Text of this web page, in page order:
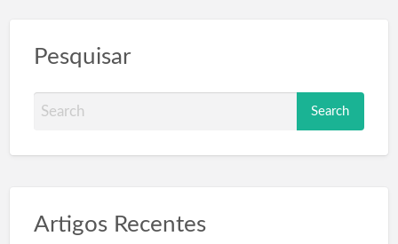
Pesquisar
a
h
Artigos Recentes